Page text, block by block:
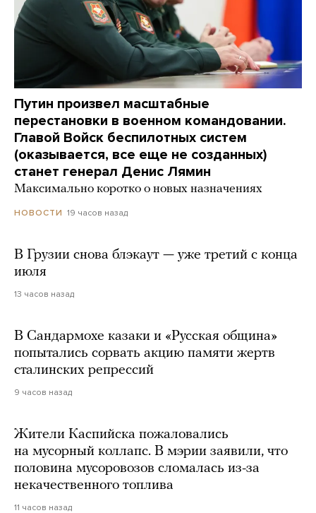
Путин произвел масштабные
перестановки в военном командовании.
Главой Войск беспилотных систем
(оказывается, все еще не созданных)
станет генерал Денис Лямин
Максимально коротко о новых назначениях
НОВОСТИ 19 часов назад
В Грузии снова блэкаут — уже третий с конца
июля
13 часов назад
В Сандармохе казаки и «Русская община»
попытались сорвать акцию памяти жертв
сталинских репрессий
9 часов назад
Жители Каспийска пожаловались
на мусорный коллапс. В мэрии заявили, что
половина мусоровозов сломалась из-за
некачественного топлива
11 часов назад